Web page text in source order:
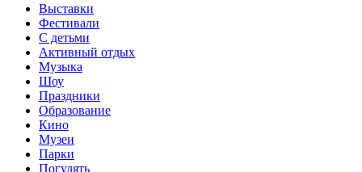
Выставки
Фестивали
С детьми
Активный отдых
Музыка
Шоу
Праздники
Образование
Кино
Музеи
Парки
Погулять